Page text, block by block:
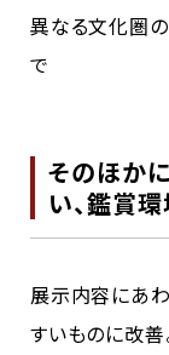
異なる文化圏
で
そのほか
い、鑑賞
展示内容にあ
すいものに改善